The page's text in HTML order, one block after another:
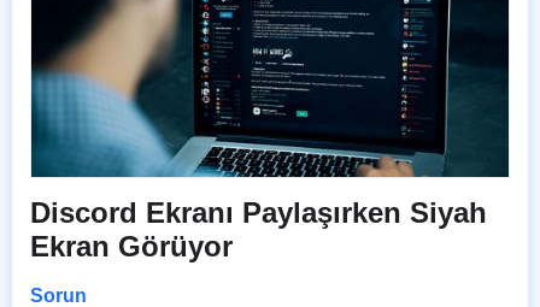
Discord Ekranı Paylaşırken Siyah
Ekran Görüyor
Sorun